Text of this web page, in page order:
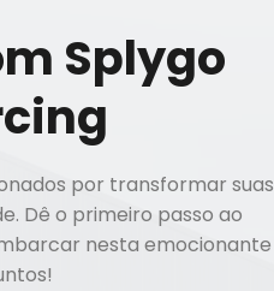
Splygo
por transformar suas
Dê o primeiro passo ao
nesta emocionante